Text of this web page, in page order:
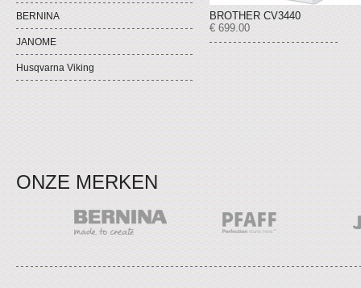
BERNINA
JANOME
Husqvarna Viking
BROTHER CV3440
€ 699.00
ONZE MERKEN